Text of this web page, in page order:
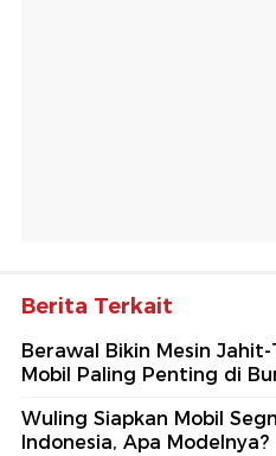
Berita Terkait
Berawal Bikin Mesin
Mobil Paling Penting di
Wuling Siapkan Mobil
Indonesia, Apa Modelnya?